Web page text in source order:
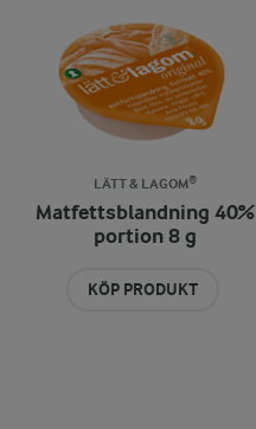
LÄTT & LAGOM®
Matfettsblandning 40%
portion 8 g
KÖP PRODUKT